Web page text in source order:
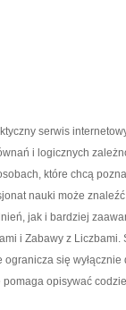
serwis
i logicznych
które chcą
nauki może
jak i bardziej
i Zabawy z
się
opisywać